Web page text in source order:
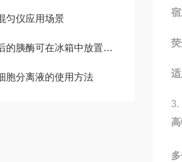
匀仪应用场景
胰酶可在冰箱中放置多长时间？
胞分离液的使用方法
3. ‌